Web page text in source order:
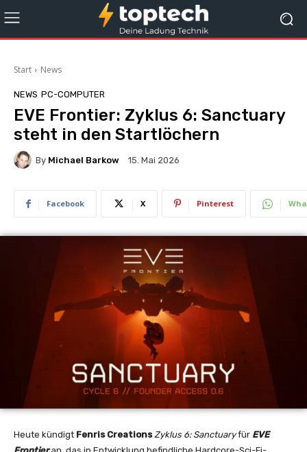
Start News
NEWS PC-COMPUTER
EVE Frontier: Zyklus 6: Sanctuary
steht in den Startlöchern
By Michael Barkow 15. Mai 2026
Facebook X Pinterest
Heute kündigt Fenris Creations Zyklus 6: Sanctuaryfür EVE